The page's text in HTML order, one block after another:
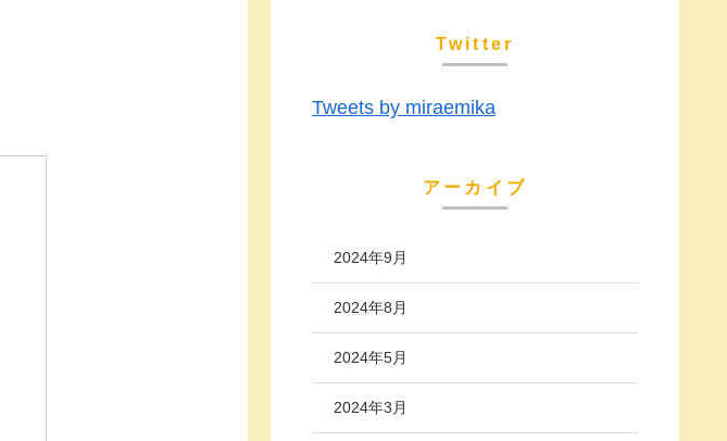
Twitter
Tweets by miraemika
アーカイブ
2024年9月
2024年8月
2024年5月
2024年3月